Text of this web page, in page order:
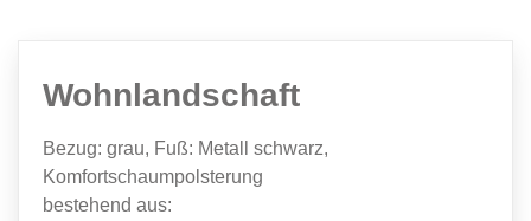
Wohnlandschaft
Bezug: grau, Fuß: Metall schwarz,
Komfortschaumpolsterung
bestehend aus: